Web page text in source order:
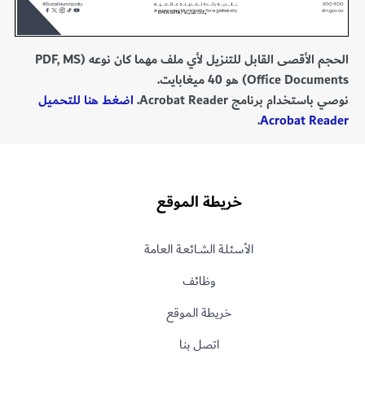
الحجم الأقصى القابل للتنزيل لأي ملف مهما كان نوعه (PDF, MS
Office Documents) هو 40 ميغابايت.
نوصي باستخدام برنامج Acrobat Reader.
اضغط هنا للتحميل
Acrobat Reader
.
خريطة الموقع
الأسـئلـة الشــائعـة العامة
وظائف
خريطة الموقع
اتصل بنا